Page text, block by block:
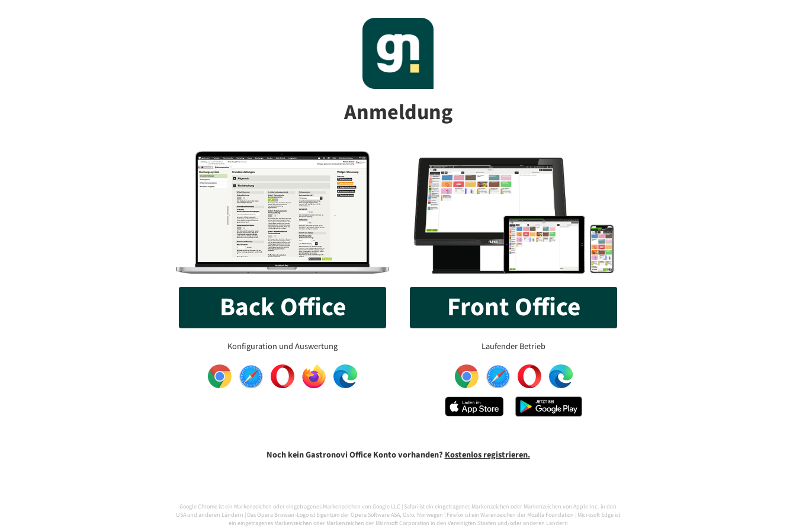
Anmeldung
Back Office
Konfiguration und Auswertung
Front Office
Laufender Betrieb
Noch kein Gastronovi Office Konto vorhanden? Kostenlos registrieren.
Google Chrome ist ein Markenzeichen oder eingetragenes Markenzeichen von Google LLC | Safari ist ein eingetragenes Markenzeichen oder Markenzeichen von Apple Inc. in den
USA und anderen Ländern | Das Opera Browser-Logo ist Eigentum der Opera Software ASA, Oslo, Norwegen | Firefox ist ein Warenzeichen der Mozilla Foundation | Microsoft Edge ist
ein eingetragenes Markenzeichen oder Markenzeichen der Microsoft Corporation in den Vereinigten Staaten und/oder anderen Ländern